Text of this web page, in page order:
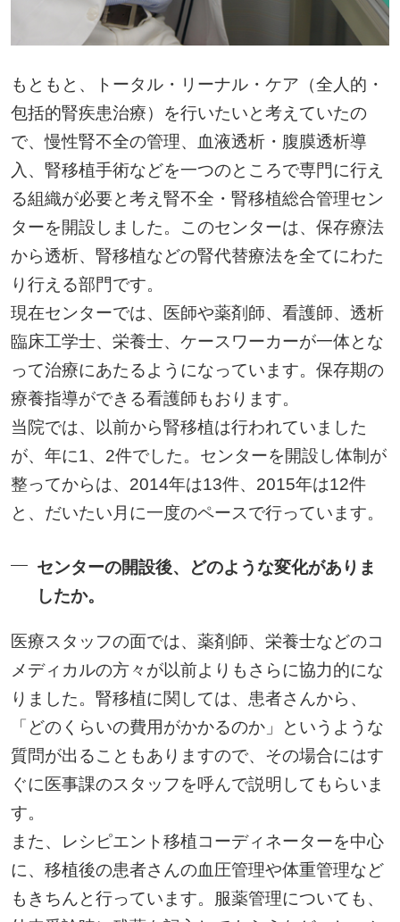
もともと、トータル・リーナル・ケア（全人的・
包括的腎疾患治療）を行いたいと考えていたの
で、慢性腎不全の管理、血液透析・腹膜透析導
入、腎移植手術などを一つのところで専門に行え
る組織が必要と考え腎不全・腎移植総合管理セン
ターを開設しました。このセンターは、保存療法
から透析、腎移植などの腎代替療法を全てにわた
り行える部門です。
現在センターでは、医師や薬剤師、看護師、透析
臨床工学士、栄養士、ケースワーカーが一体とな
って治療にあたるようになっています。保存期の
療養指導ができる看護師もおります。
当院では、以前から腎移植は行われていました
が、年に1、2件でした。センターを開設し体制が
整ってからは、2014年は13件、2015年は12件
と、だいたい月に一度のペースで行っています。
センターの開設後、どのような変化がありま
したか。
医療スタッフの面では、薬剤師、栄養士などのコ
メディカルの方々が以前よりもさらに協力的にな
りました。腎移植に関しては、患者さんから、
「どのくらいの費用がかかるのか」というような
質問が出ることもありますので、その場合にはす
ぐに医事課のスタッフを呼んで説明してもらいま
す。
また、レシピエント移植コーディネーターを中心
に、移植後の患者さんの血圧管理や体重管理など
もきちんと行っています。服薬管理についても、